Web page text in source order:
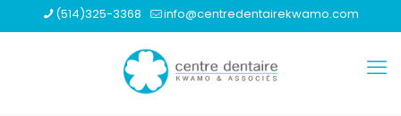
(514)325-3368 info@centredentairekwamo.com